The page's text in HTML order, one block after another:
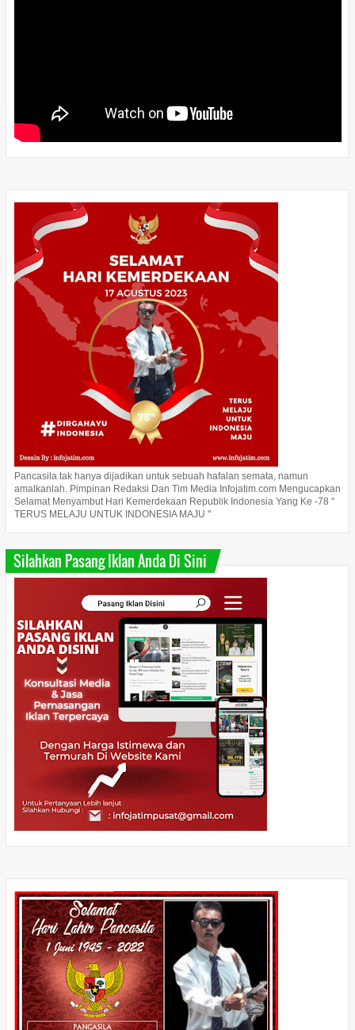
Pancasila tak hanya dijadikan untuk sebuah hafalan semata, namun
amalkanlah. Pimpinan Redaksi Dan Tim Media Infojatim.com Mengucapkan
Selamat Menyambut Hari Kemerdekaan Republik Indonesia Yang Ke -78 "
TERUS MELAJU UNTUK INDONESIA MAJU "
Silahkan Pasang Iklan Anda Di Sini